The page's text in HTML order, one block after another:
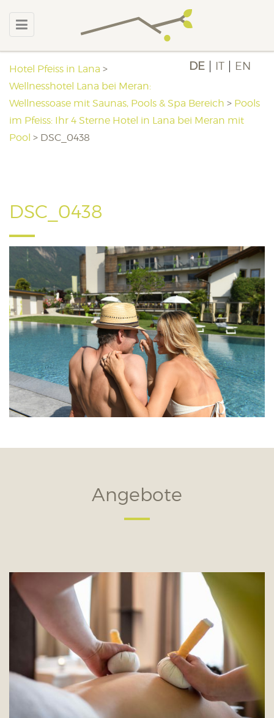
DE IT EN
Hotel Pfeiss in Lana >
Wellnesshotel Lana bei Meran:
Wellnessoase mit Saunas, Pools & Spa Bereich > Pools
im Pfeiss: Ihr 4 Sterne Hotel in Lana bei Meran mit
Pool > DSC_0438
DSC_0438
Angebote